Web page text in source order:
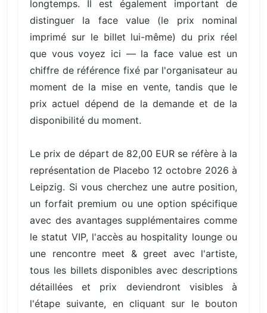
longtemps. Il est également important de
distinguer la face value (le prix nominal
imprimé sur le billet lui-même) du prix réel
que vous voyez ici — la face value est un
chiffre de référence fixé par l'organisateur au
moment de la mise en vente, tandis que le
prix actuel dépend de la demande et de la
disponibilité du moment.
Le prix de départ de 82,00 EUR se réfère à la
représentation de Placebo 12 octobre 2026 à
Leipzig. Si vous cherchez une autre position,
un forfait premium ou une option spécifique
avec des avantages supplémentaires comme
le statut VIP, l'accès au hospitality lounge ou
une rencontre meet & greet avec l'artiste,
tous les billets disponibles avec descriptions
détaillées et prix deviendront visibles à
l'étape suivante, en cliquant sur le bouton